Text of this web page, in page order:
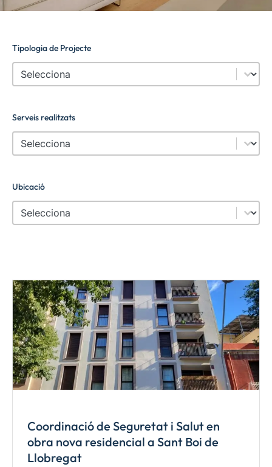
Tipologia de Projecte
Tipologia de Projecte
Select content
Serveis realitzats
Serveis realitzats
Select content
Ubicació
Ubicació
Select content
Coordinació de Seguretat i Salut en
obra nova residencial a Sant Boi de
Llobregat